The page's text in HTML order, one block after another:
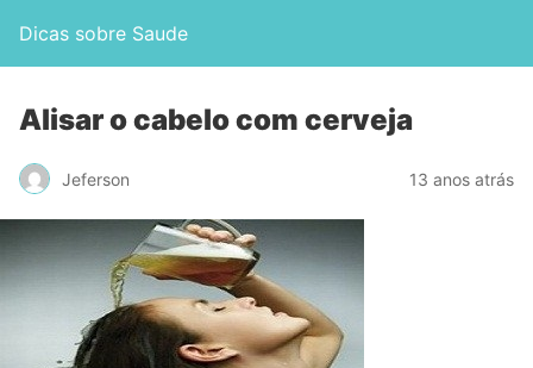
Dicas sobre Saude
Alisar o cabelo com cerveja
Jeferson 13 anos atrás